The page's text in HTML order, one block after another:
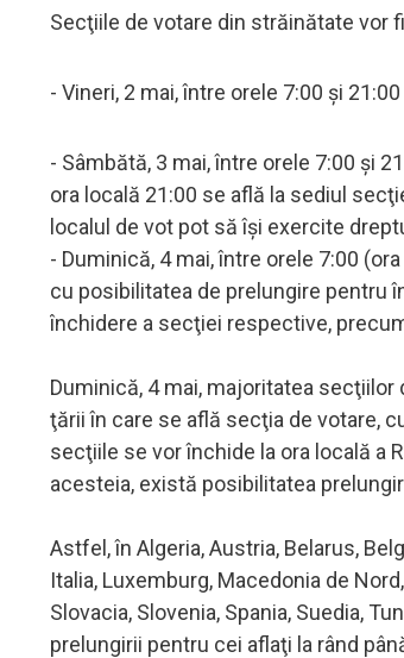
Secţiile de votare din străinătate vor
- Vineri, 2 mai, între orele 7:00 şi
- Sâmbătă, 3 mai, între orele 7:00 şi
ora locală 21:00 se află la sediul
localul de vot pot să îşi exercite
- Duminică, 4 mai, între orele 7:00
cu posibilitatea de prelungire pentru
închidere a secţiei respective,
Duminică, 4 mai, majoritatea
ţării în care se află secţia de votare,
secţiile se vor închide la ora locală a
acesteia, există posibilitatea
Astfel, în Algeria, Austria, Belarus,
Italia, Luxemburg, Macedonia de
Slovacia, Slovenia, Spania, Suedia,
prelungirii pentru cei aflaţi la rând